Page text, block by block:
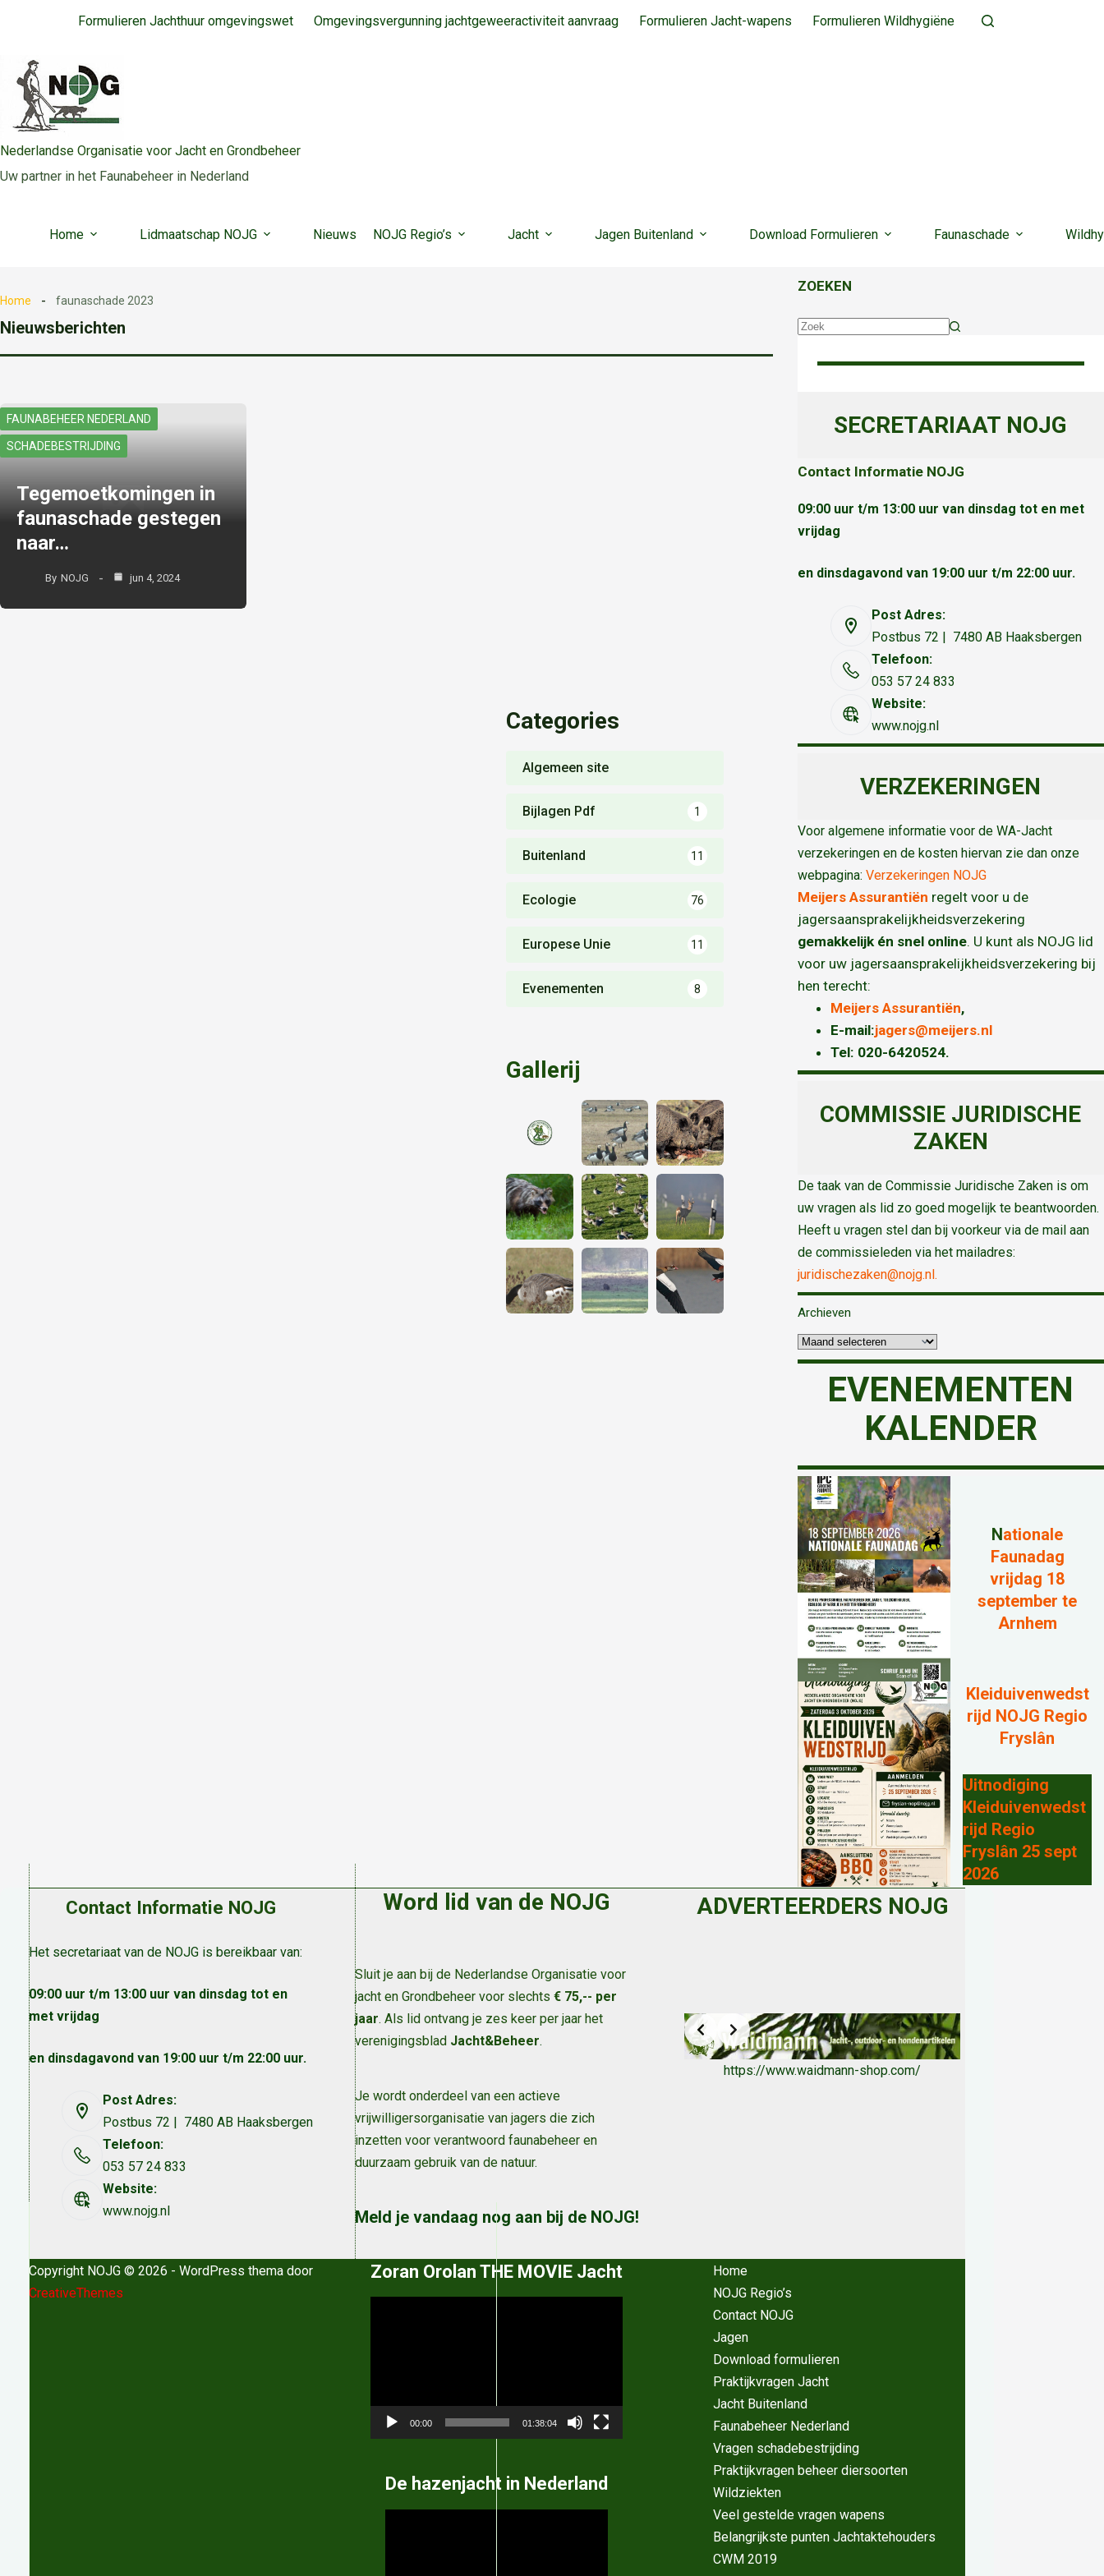
inhoud
Formulieren Jachthuur omgevingswet Omgevingsvergunning jachtgeweeractiviteit aanvraag Formulieren Jacht-wapens Formulieren Wildhygiëne
Nederlandse Organisatie voor Jacht en Grondbeheer
Uw partner in het Faunabeheer in Nederland
Home Lidmaatschap NOJG Nieuws NOJG Regio’s Jacht Jagen Buitenland Download Formulieren Faunaschade
Home faunaschade 2023
Nieuwsberichten
FAUNABEHEER NEDERLAND
SCHADEBESTRIJDING
Tegemoetkomingen in
faunaschade gestegen
naar…
By NOJG jun 4, 2024
Categories
Algemeen site
Bijlagen Pdf 1
Buitenland 11
Ecologie 76
Europese Unie 11
Evenementen 8
Gallerij
ZOEKEN
resultaten
SECRETARIAAT NOJG
Contact Informatie NOJG
09:00 uur t/m 13:00 uur van dinsdag tot en met
vrijdag
en dinsdagavond van 19:00 uur t/m 22:00 uur.
Post Adres:
Postbus 72 | 7480 AB Haaksbergen
Telefoon:
053 57 24 833
Website:
www.nojg.nl
VERZEKERINGEN
Voor algemene informatie voor de WA-Jacht
verzekeringen en de kosten hiervan zie dan onze
webpagina: Verzekeringen NOJG
Meijers Assurantiën regelt voor u de
jagersaansprakelijkheidsverzekering
gemakkelijk én snel online. U kunt als NOJG lid
voor uw jagersaansprakelijkheidsverzekering bij
hen terecht:
Meijers Assurantiën,
E-mail:jagers@meijers.nl
Tel: 020-6420524.
COMMISSIE JURIDISCHE
ZAKEN
De taak van de Commissie Juridische Zaken is om
uw vragen als lid zo goed mogelijk te beantwoorden.
Heeft u vragen stel dan bij voorkeur via de mail aan
de commissieleden via het mailadres:
juridischezaken@nojg.nl.
Archieven
EVENEMENTEN
KALENDER
Nationale
Faunadag
vrijdag 18
september te
Arnhem
Kleiduivenwedst
rijd NOJG Regio
Fryslân
Uitnodiging
Kleiduivenwedst
rijd Regio
Fryslân 25 sept
2026
Contact Informatie NOJG
Het secretariaat van de NOJG is bereikbaar van:
09:00 uur t/m 13:00 uur van dinsdag tot en
met vrijdag
en dinsdagavond van 19:00 uur t/m 22:00 uur.
Post Adres:
Postbus 72 | 7480 AB Haaksbergen
Telefoon:
053 57 24 833
Website:
www.nojg.nl
Word lid van de NOJG
Sluit je aan bij de Nederlandse Organisatie voor
jacht en Grondbeheer voor slechts € 75,-- per
jaar. Als lid ontvang je zes keer per jaar het
verenigingsblad Jacht&Beheer.
Je wordt onderdeel van een actieve
vrijwilligersorganisatie van jagers die zich
inzetten voor verantwoord faunabeheer en
duurzaam gebruik van de natuur.
Meld je vandaag nog aan bij de NOJG!
ADVERTEERDERS NOJG
https://www.waidmann-shop.com/
Copyright NOJG © 2026 - WordPress thema door
CreativeThemes
Zoran Orolan THE MOVIE Jacht
00:00 01:38:04
De hazenjacht in Nederland
Home
NOJG Regio’s
Contact NOJG
Jagen
Download formulieren
Praktijkvragen Jacht
Jacht Buitenland
Faunabeheer Nederland
Vragen schadebestrijding
Praktijkvragen beheer diersoorten
Wildziekten
Veel gestelde vragen wapens
Belangrijkste punten Jachtaktehouders
CWM 2019